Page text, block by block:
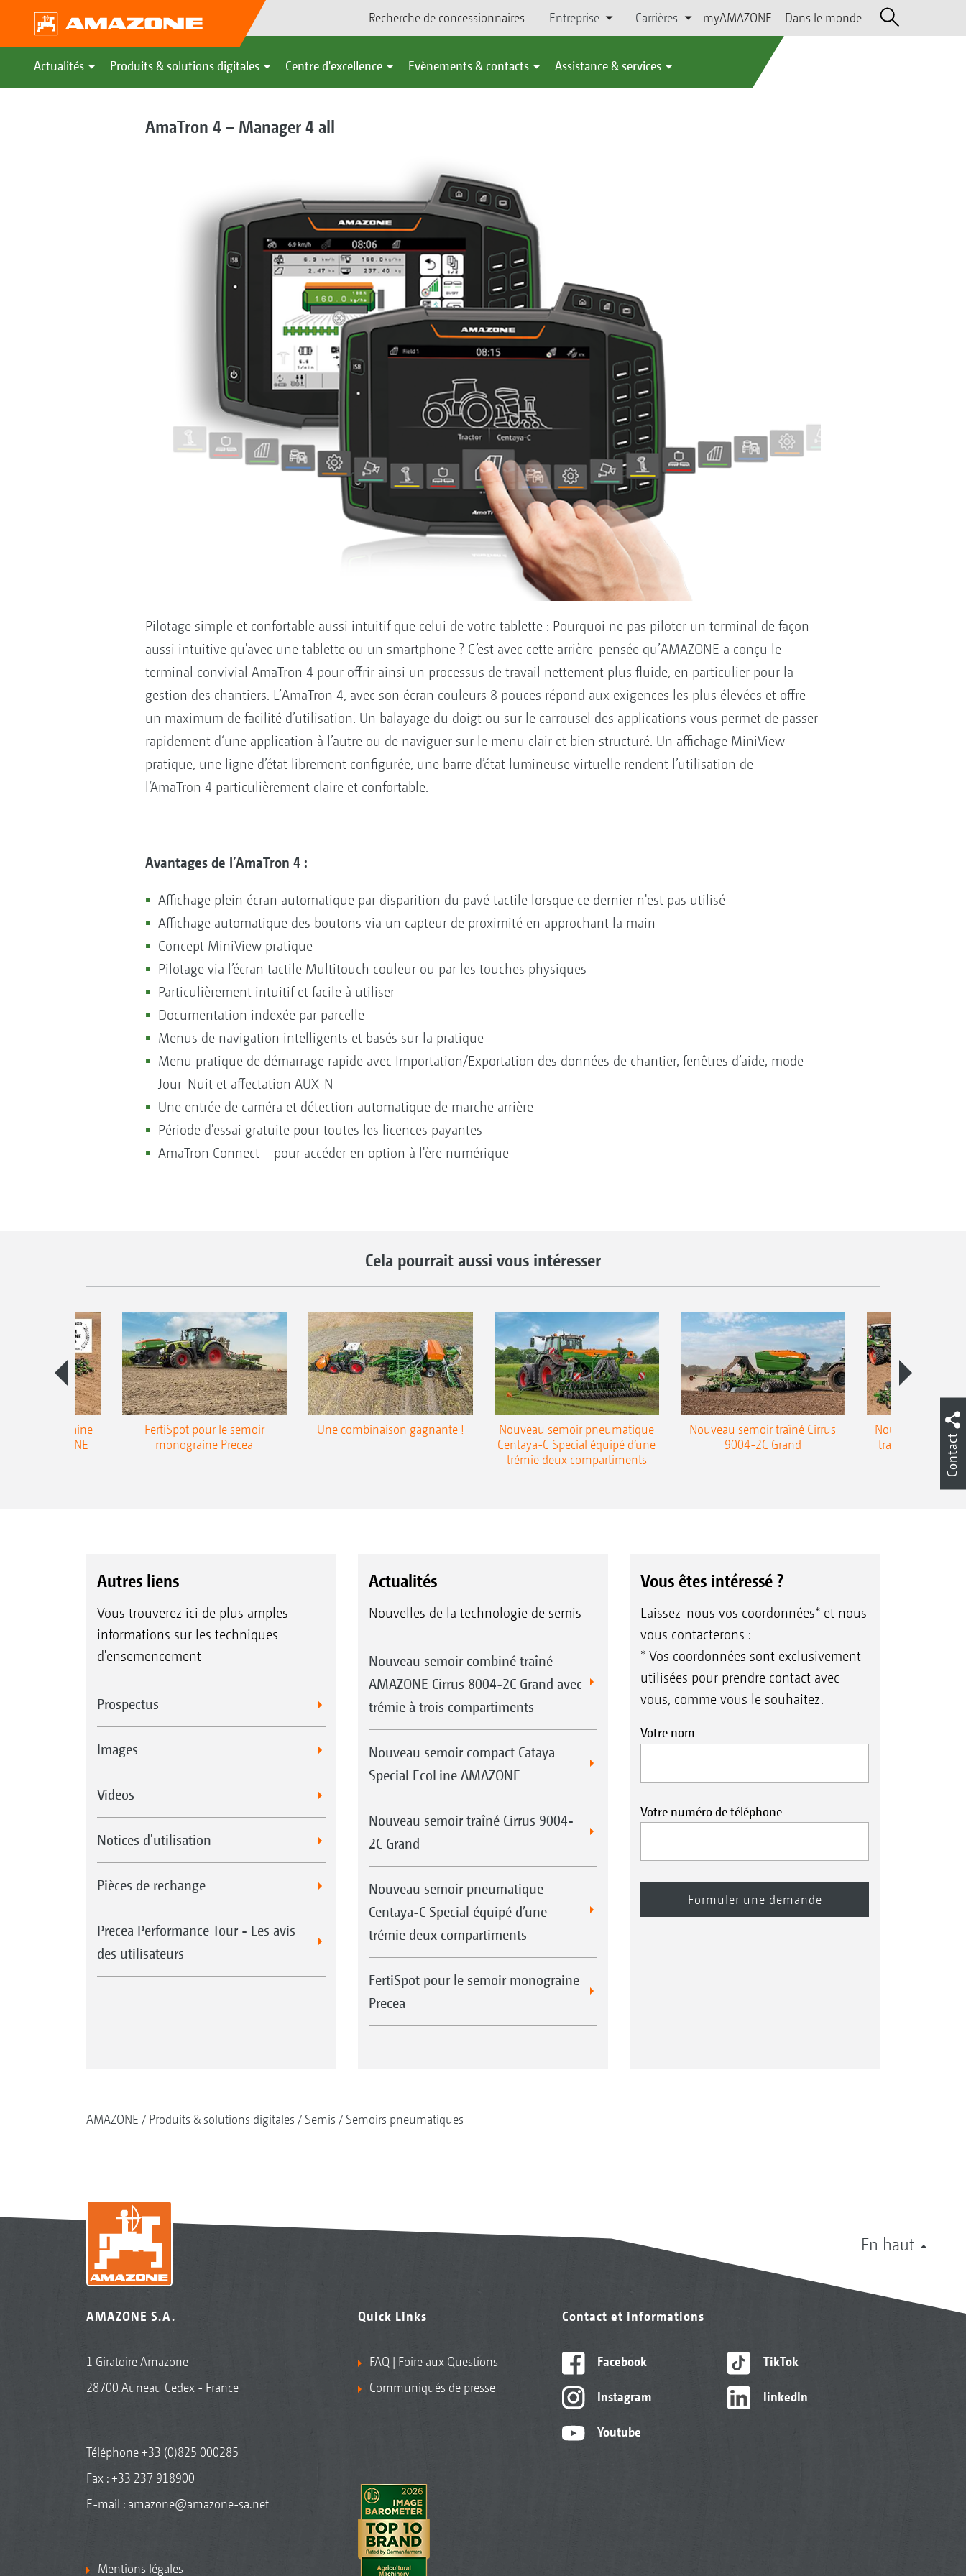
Recherche de concessionnaires Entreprise Carrières myAMAZONE Dans le monde
Actualités Produits & solutions digitales Centre d'excellence Evènements & contacts Assistance & services
AmaTron 4 – Manager 4 all
Pilotage simple et confortable aussi intuitif que celui de votre tablette : Pourquoi ne pas piloter un terminal de façon
aussi intuitive qu'avec une tablette ou un smartphone ? C’est avec cette arrière-pensée qu’AMAZONE a conçu le
terminal convivial AmaTron 4 pour offrir ainsi un processus de travail nettement plus fluide, en particulier pour la
gestion des chantiers. L’AmaTron 4, avec son écran couleurs 8 pouces répond aux exigences les plus élevées et offre
un maximum de facilité d’utilisation. Un balayage du doigt ou sur le carrousel des applications vous permet de passer
rapidement d‘une application à l’autre ou de naviguer sur le menu clair et bien structuré. Un affichage MiniView
pratique, une ligne d’état librement configurée, une barre d’état lumineuse virtuelle rendent l’utilisation de
l‘AmaTron 4 particulièrement claire et confortable.
Avantages de l’AmaTron 4 :
Affichage plein écran automatique par disparition du pavé tactile lorsque ce dernier n'est pas utilisé
Affichage automatique des boutons via un capteur de proximité en approchant la main
Concept MiniView pratique
Pilotage via l’écran tactile Multitouch couleur ou par les touches physiques
Particulièrement intuitif et facile à utiliser
Documentation indexée par parcelle
Menus de navigation intelligents et basés sur la pratique
Menu pratique de démarrage rapide avec Importation/Exportation des données de chantier, fenêtres d’aide, mode
Jour-Nuit et affectation AUX-N
Une entrée de caméra et détection automatique de marche arrière
Période d'essai gratuite pour toutes les licences payantes
AmaTron Connect – pour accéder en option à l'ère numérique
Cela pourrait aussi vous intéresser
monograine
TCC AMAZONE
FertiSpot pour le semoir
monograine Precea
Une combinaison gagnante !
Nouveau semoir pneumatique
Centaya-C Special équipé d’une
trémie deux compartiments
Nouveau semoir traîné Cirrus
9004-2C Grand
Nouveau semoir
traîné Precea-
Autres liens
Vous trouverez ici de plus amples
informations sur les techniques
d'ensemencement
Prospectus
Images
Videos
Notices d'utilisation
Pièces de rechange
Precea Performance Tour - Les avis
des utilisateurs
Actualités
Nouvelles de la technologie de semis
Nouveau semoir combiné traîné
AMAZONE Cirrus 8004-2C Grand avec
trémie à trois compartiments
Nouveau semoir compact Cataya
Special EcoLine AMAZONE
Nouveau semoir traîné Cirrus 9004-
2C Grand
Nouveau semoir pneumatique
Centaya-C Special équipé d’une
trémie deux compartiments
FertiSpot pour le semoir monograine
Precea
Vous êtes intéressé ?
Laissez-nous vos coordonnées* et nous
vous contacterons :
* Vos coordonnées sont exclusivement
utilisées pour prendre contact avec
vous, comme vous le souhaitez.
Votre nom
Votre numéro de téléphone
AMAZONE Produits & solutions digitales Semis Semoirs pneumatiques
En haut
AMAZONE S.A.
1 Giratoire Amazone
28700 Auneau Cedex - France
Téléphone+33 (0)825 000285
Fax : +33 237 918900
E-mail : amazone@amazone-sa.net
Mentions légales
Quick Links
FAQ | Foire aux Questions
Communiqués de presse
Contact et informations
Facebook
Instagram
Youtube
TikTok
linkedIn
Contact